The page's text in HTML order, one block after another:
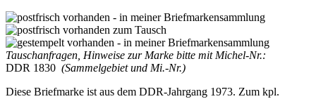
Tauschanfragen, Hinweise zur Marke bitte mit Michel-Nr.:
DDR 1830 (Sammelgebiet und Mi.-Nr.)
Diese Briefmarke ist aus dem DDR-Jahrgang 1973. Zum kpl.